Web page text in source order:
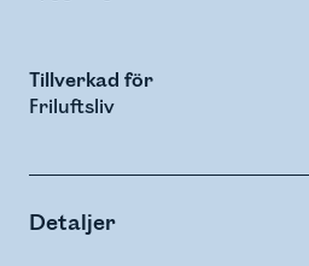
Tillverkad för
Friluftsliv
Detaljer